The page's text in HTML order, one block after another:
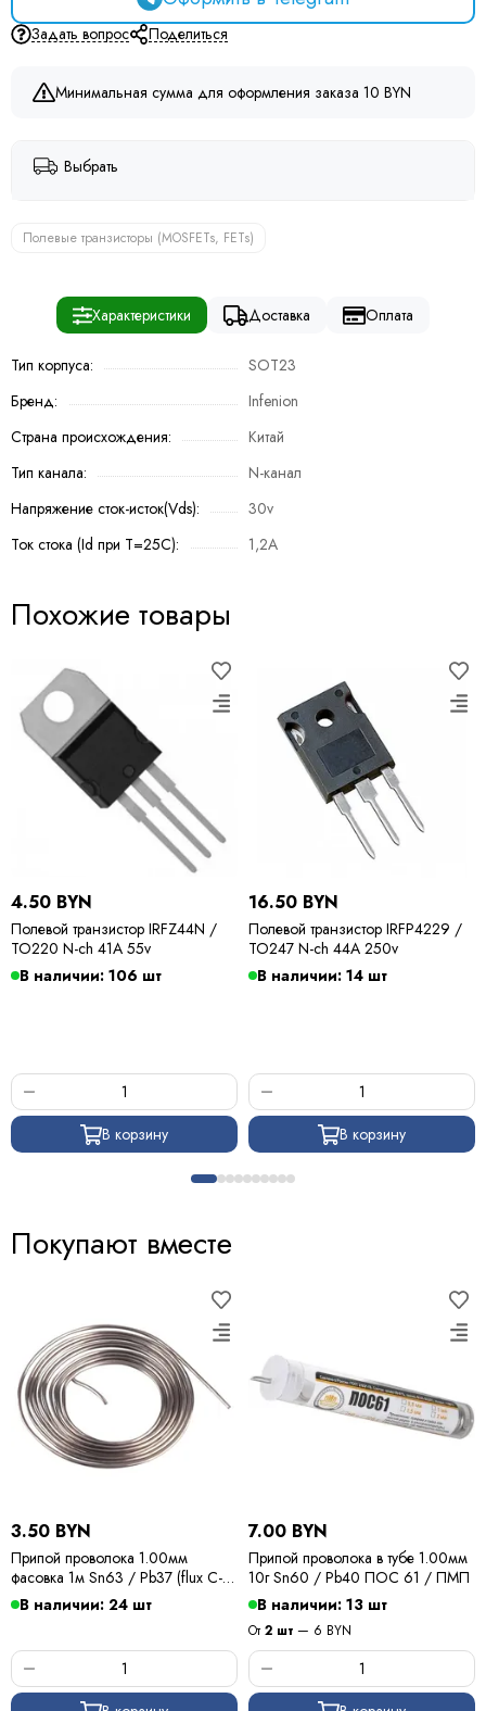
Задать вопрос Поделиться
Минимальная сумма для оформления заказа 10 BYN
Выбрать
Полевые транзисторы (MOSFETs, FETs)
Характеристики Доставка Оплата
Тип корпуса:
SOT23
Бренд:
Infenion
Страна происхождения:
Китай
Тип канала:
N-канал
Напряжение сток-исток(Vds):
30v
Ток стока (Id при T=25C):
1,2A
Похожие товары
4.50 BYN
Полевой транзистор IRFZ44N /
TO220 N-ch 41A 55v
В наличии: 106 шт
В корзину
16.50 BYN
Полевой транзистор IRFP4229 /
TO247 N-ch 44A 250v
В наличии: 14 шт
В корзину
Покупают вместе
3.50 BYN
Припой проволока 1.00мм
фасовка 1м Sn63 / Pb37 (flux C-6)
ПОС 63 / Kewei
В наличии: 24 шт
7.00 BYN
Припой проволока в тубе 1.00мм
10г Sn60 / Pb40 ПОС 61 / ПМП
В наличии: 13 шт
От2 шт — 6 BYN